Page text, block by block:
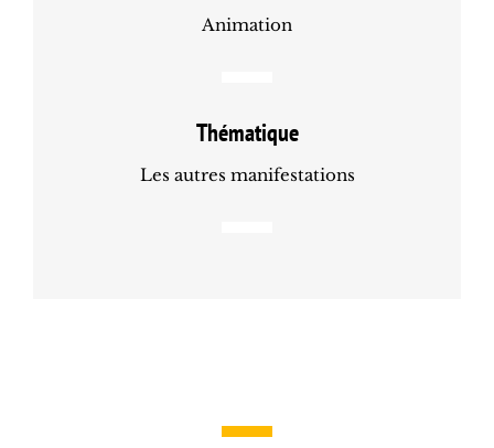
Animation
Thématique
Les autres manifestations